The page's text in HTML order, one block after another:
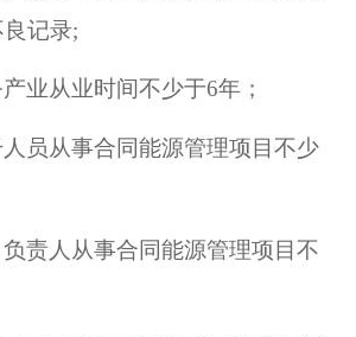
良记录;
业从业时间不少于6年 ；
员从事合同能源管理项目不少
责人从事合同能源管理项目不